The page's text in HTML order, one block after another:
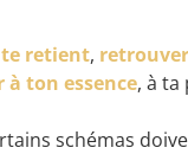
retient,
à ton essence, à ta
schémas